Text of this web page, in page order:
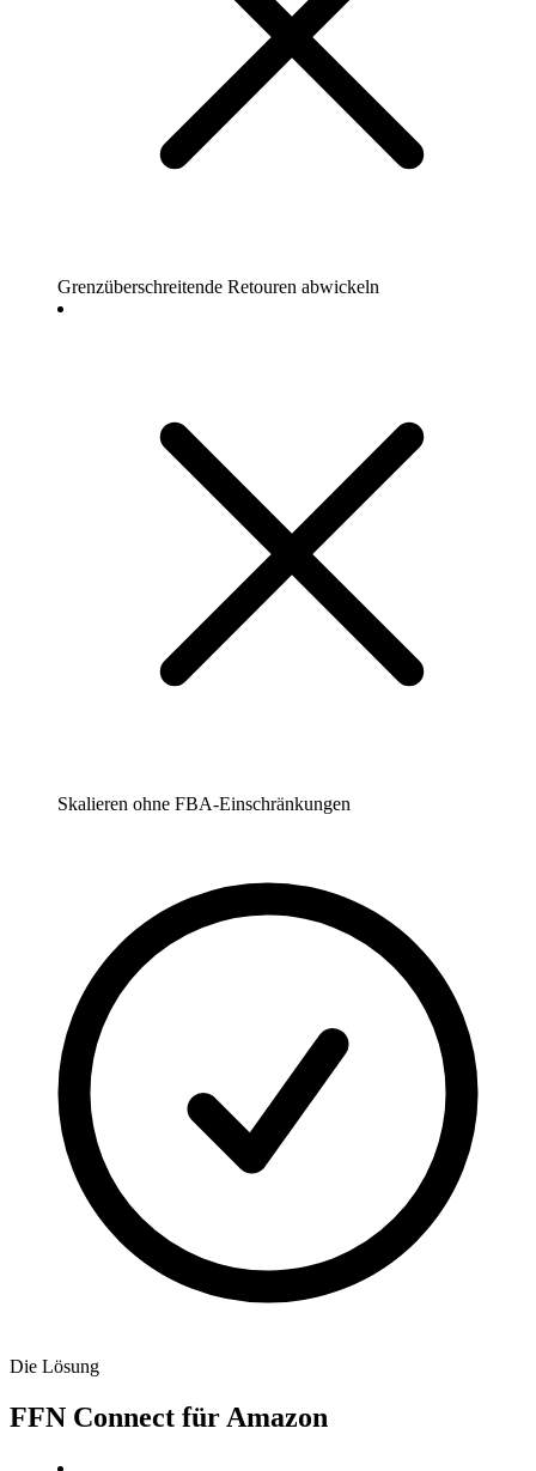
Grenzüberschreitende Retouren abwickeln
Skalieren ohne FBA-Einschränkungen
Die Lösung
FFN Connect für Amazon